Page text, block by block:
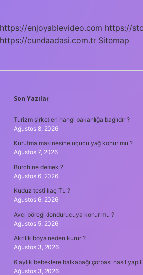
https://enjoyablevideo.com https://
https://cundaadasi.com.tr Sitemap
SIDEBAR
Son Yazılar
Turizm şirketleri hangi bakanlığa bağlıdır ?
Ağustos 8, 2026
Kurutma makinesine uçucu yağ konur mu ?
Ağustos 7, 2026
Burch ne demek ?
Ağustos 6, 2026
Kuduz testi kaç TL ?
Ağustos 6, 2026
Avcı böreği dondurucuya konur mu ?
Ağustos 5, 2026
Akrilik boya neden kurur ?
Ağustos 3, 2026
6 aylık bebeklere balkabağı çorbası nasıl
Ağustos 3, 2026